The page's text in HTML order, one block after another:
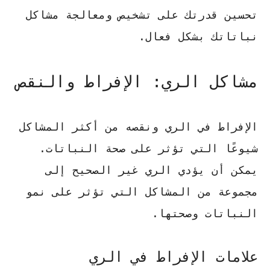
تحسين قدرتك على تشخيص ومعالجة مشاكل
نباتاتك بشكل فعال.
مشاكل الري: الإفراط والنقص
الإفراط في الري ونقصه من أكثر المشاكل
شيوعًا التي تؤثر على صحة النباتات.
يمكن أن يؤدي الري غير الصحيح إلى
مجموعة من المشاكل التي تؤثر على نمو
النباتات وصحتها.
علامات الإفراط في الري